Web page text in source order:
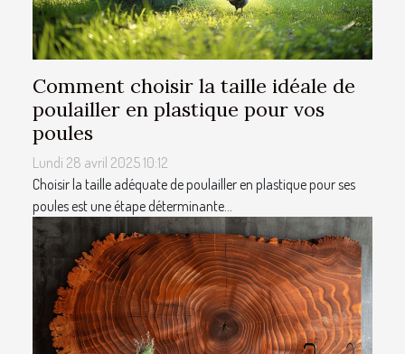
Comment choisir la taille idéale de
poulailler en plastique pour vos
poules
Lundi 28 avril 2025 10:12
Choisir la taille adéquate de poulailler en plastique pour ses
poules est une étape déterminante...